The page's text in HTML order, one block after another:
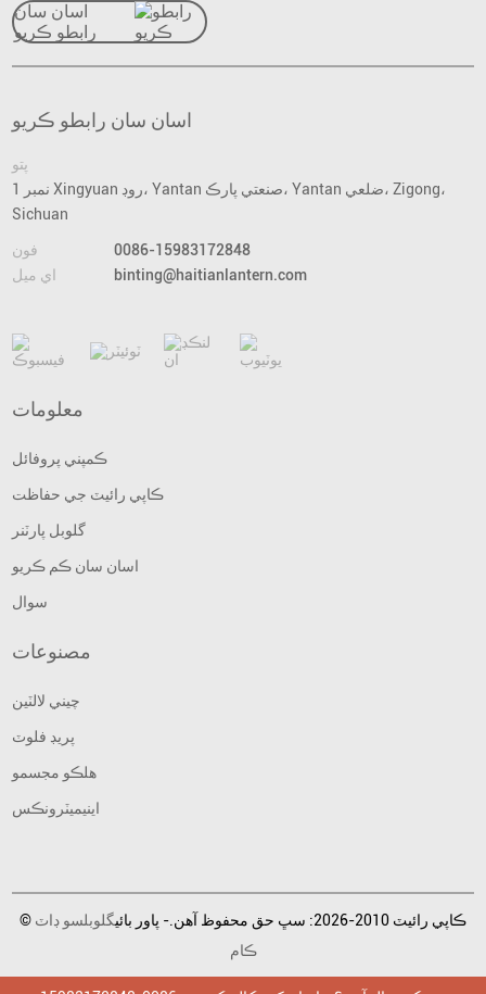
اسان سان
رابطو ڪريو
اسان سان رابطو ڪريو
پتو
نمبر 1 Xingyuan روڊ، Yantan صنعتي پارڪ، Yantan ضلعي، Zigong،
Sichuan
فون
0086-15983172848
اي ميل
binting@haitianlantern.com
معلومات
ڪمپني پروفائل
ڪاپي رائيٽ جي حفاظت
گلوبل پارٽنر
اسان سان ڪم ڪريو
سوال
مصنوعات
چيني لالٽين
پريڊ فلوٽ
هلڪو مجسمو
اينيميٽرونڪس
© ڪاپي رائيٽ 2010-2026: سڀ حق محفوظ آهن.- پاور بائي
گلوبلسو ڊاٽ
ڪام